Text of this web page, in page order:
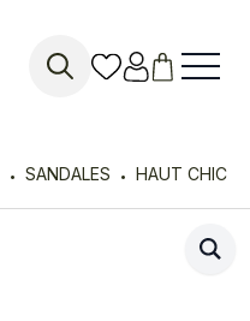
SANDALES
HAUT CHIC